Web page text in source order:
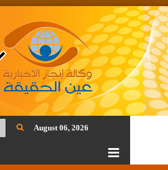
August 06, 2026